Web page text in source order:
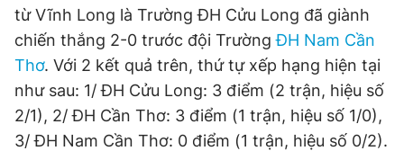
Đặt báo Quảng cáo RSS Tòa soạn Chính sách bảo
Tổng biên tập: Nguyễn Ngọc Toàn
Phó tổng biên tập thường trực: Hải Thành
Phó tổng biên tập: Lâm Hiếu Dũng
Phó tổng biên tập: Trần Việt Hưng
Tổng thư ký tòa soạn: Đức Trung
từ Vĩnh Long là Trường ĐH Cửu Long đã giành
chiến thắng 2-0 trước đội TrườngĐH Nam Cần
Thơ. Với 2 kết quả trên, thứ tự xếp hạng hiện tại
như sau: 1/ ĐH Cửu Long: 3 điểm (2 trận, hiệu số
2/1), 2/ ĐH Cần Thơ: 3 điểm (1 trận, hiệu số 1/0),
3/ ĐH Nam Cần Thơ: 0 điểm (1 trận, hiệu số 0/2).